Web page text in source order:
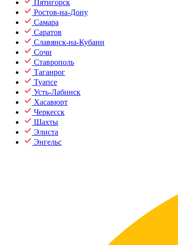
Пятигорск
Ростов-на-Дону
Самара
Саратов
Славянск-на-Кубани
Сочи
Ставрополь
Таганрог
Туапсе
Усть-Лабинск
Хасавюрт
Черкесск
Шахты
Элиста
Энгельс